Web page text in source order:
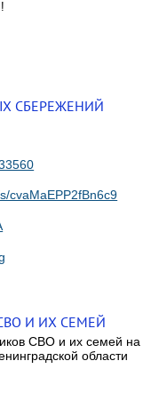
СБЕРЕЖЕНИЙ
cvaMaEPP2fBn6c9
И ИХ СЕМЕЙ
СВО и их семей на
области